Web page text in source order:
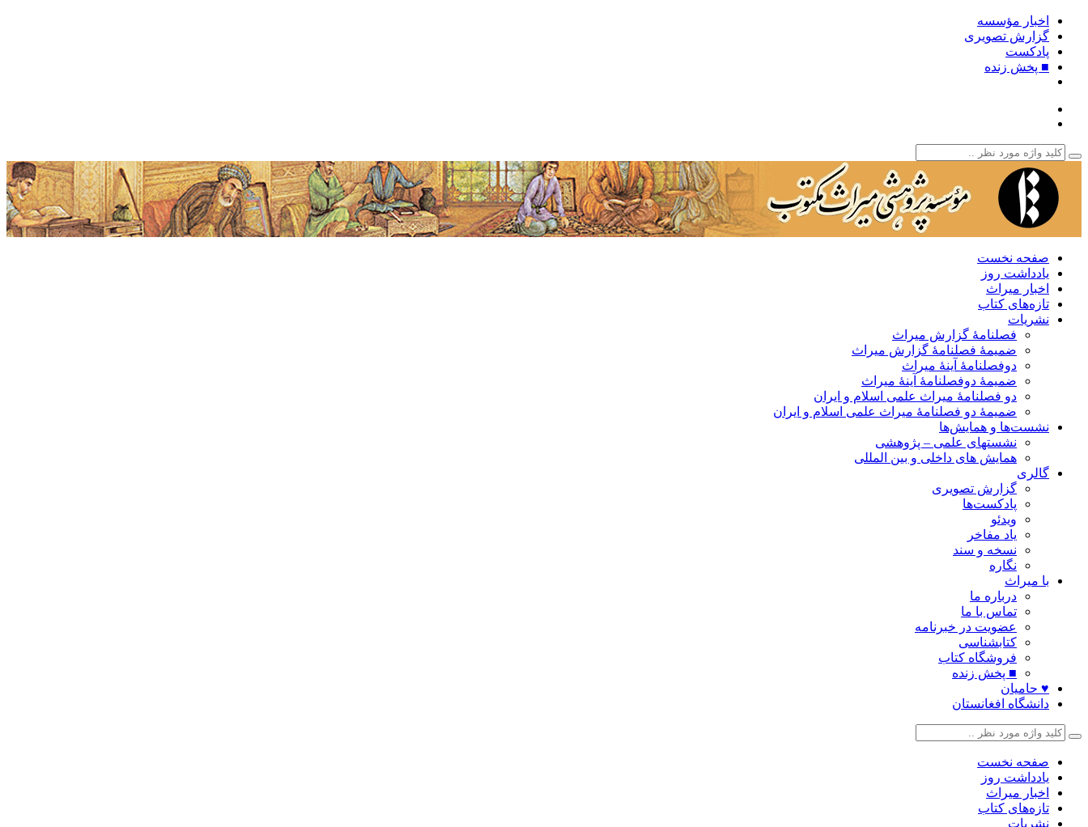
اخبار مؤسسه
گزارش تصویری
پادکست‌
■ پخش زنده
صفحه نخست
یادداشت روز
اخبار میراث
تازه‌های کتاب
نشریات
فصلنامۀ گزارش میراث
ضمیمۀ فصلنامۀ گزارش میراث
دوفصلنامۀ آینۀ میراث
ضمیمۀ دوفصلنامۀ آینۀ میراث
دو فصلنامۀ میراث علمی اسلام و ایران
ضمیمۀ دو فصلنامۀ میراث علمی اسلام و ایران
نشست‌ها و همایش‌ها
نشستهای علمی – پژوهشی
همایش های داخلی و بین المللی
گالری
گزارش تصویری
پادکست‌ها
ویدئو
یاد مفاخر
نسخه و سند
نگاره
با میراث
درباره ما
تماس با ما
عضویت در خبرنامه
کتابشناسی
فروشگاه کتاب
■ پخش زنده
♥ حامیان
دانشگاه افغانستان
صفحه نخست
یادداشت روز
اخبار میراث
تازه‌های کتاب
نشریات